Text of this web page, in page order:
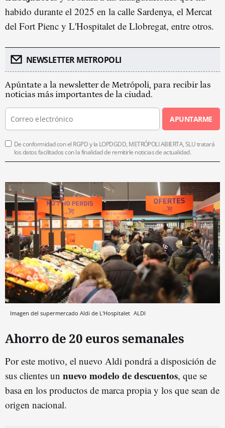
habido durante el 2025 en la calle Sardenya, el Mercat
del Fort Pienc y L'Hospitalet de Llobregat, entre otros.
NEWSLETTER METROPOLI
Apúntate a la newsletter de Metrópoli, para recibir las
noticias más importantes de la ciudad.
APUNTARME
De conformidad con el RGPD y la LOPDGDD, METRÓPOLI ABIERTA, SLU tratará
los datos facilitados con la finalidad de remitirle noticias de actualidad.
Imagen del supermercado Aldi de L'Hospitalet ALDI
Ahorro de 20 euros semanales
Por este motivo, el nuevo Aldi pondrá a disposición de
sus clientes un nuevo modelo de descuentos, que se
basa en los productos de marca propia y los que sean de
origen nacional.